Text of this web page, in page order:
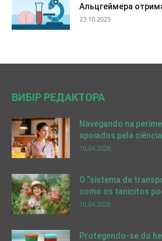
Альцгеймера
23.10.2025
ВИБІР РЕДАКТОРА
Navegando na
apoiados pela
10.04.2026
O “sistema de
como os tanicitos
10.04.2026
Protegendo-se do